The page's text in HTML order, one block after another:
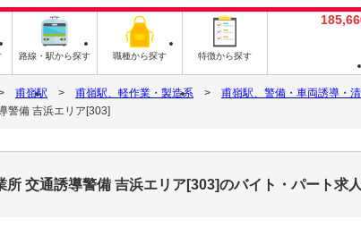
路線・駅から探す 職種から探す 特徴から探す
甫嶺駅 甫嶺駅、軽作業・製造系
甫嶺駅、警備・車両誘導・
警備 吉浜エリア[303]
交通誘導警備 吉浜エリア[303]のバイト・パート求